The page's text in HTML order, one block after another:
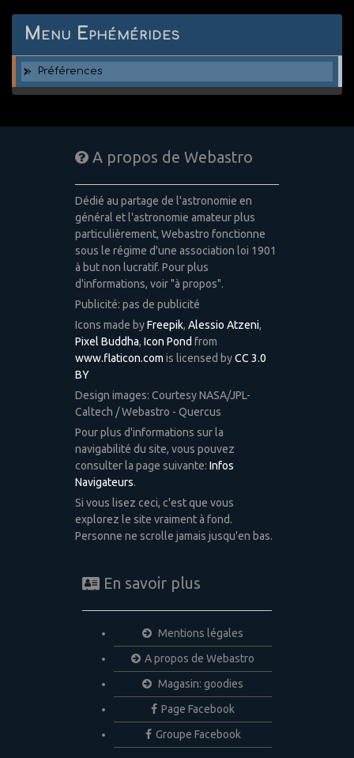
Menu Ephémérides
Préférences
A propos de Webastro
Dédié au partage de l'astronomie en
général et l'astronomie amateur plus
particulièrement, Webastro fonctionne
sous le régime d'une association loi 1901
à but non lucratif. Pour plus
d'informations, voir "à propos".
Publicité: pas de publicité
Icons made byFreepik, Alessio Atzeni,
Pixel Buddha, Icon Pond from
www.flaticon.com is licensed byCC 3.0
BY
Design images: Courtesy NASA/JPL-
Caltech / Webastro - Quercus
Pour plus d'informations sur la
navigabilité du site, vous pouvez
consulter la page suivante: Infos
Navigateurs.
Si vous lisez ceci, c'est que vous
explorez le site vraiment à fond.
Personne ne scrolle jamais jusqu'en bas.
En savoir plus
Mentions légales
A propos de Webastro
Magasin: goodies
Page Facebook
Groupe Facebook